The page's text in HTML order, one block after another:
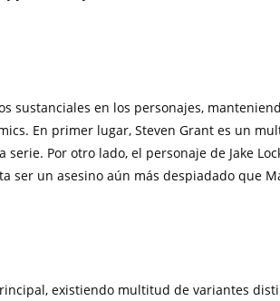
sustanciales en los personajes,
En primer lugar, Steven Grant es un
Por otro lado, el personaje de Jake
ser un asesino aún más despiadado que
existiendo multitud de variantes